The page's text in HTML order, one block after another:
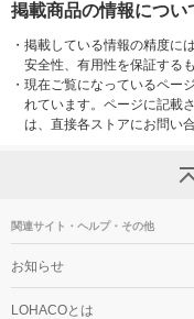
掲載商品の情報につい
・ 掲載している情報の精度に
安全性、有用性を保証する
・ 現在ご覧になっているペー
れています。ページに記載
は、直接各ストアにお問い
関連サイト・ヘルプ・その他
お知らせ
LOHACOとは